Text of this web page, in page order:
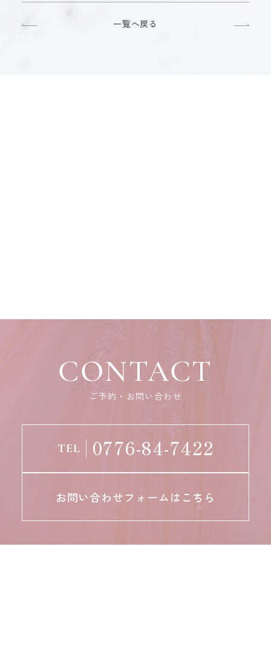
一覧へ戻る
CONTACT
ご予約・お問い合わせ
TEL 0776-84-7422
お問い合わせフォームはこちら